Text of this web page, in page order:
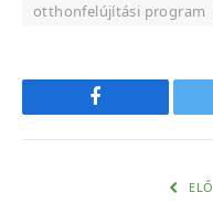
otthonfelújítási program
Facebook